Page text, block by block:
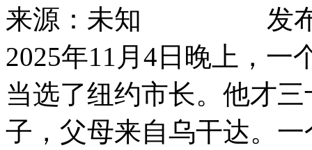
来源：未知 发布时
2025年11月4日晚上，一
当选了纽约市长。他才
子，父母来自乌干达。